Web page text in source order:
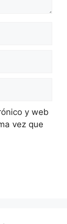
y web
vez que